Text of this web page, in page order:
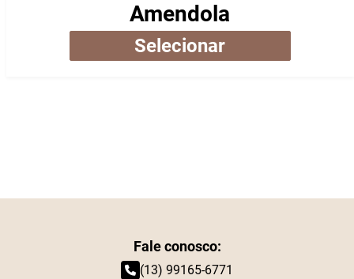
Amendola
Selecionar
Fale conosco:
(13) 99165-6771